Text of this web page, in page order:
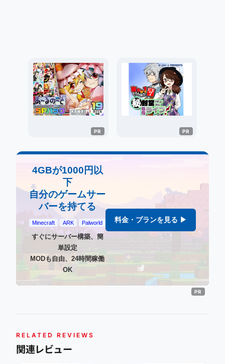
4GBが1000円以
下
自分のゲームサー
バーを持てる
Minecraft ARK Palworld
すぐにサーバー構築、簡
単設定
MODも自由、24時間稼働
OK
料金・プランを見る ▶
RELATED REVIEWS
関連レビュー